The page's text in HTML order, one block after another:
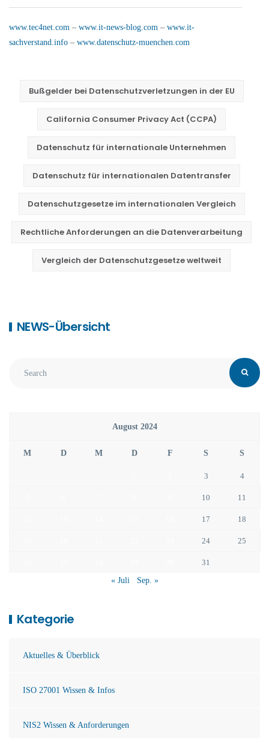
www.tec4net.com – www.it-news-blog.com – www.it-
sachverstand.info – www.datenschutz-muenchen.com
Bußgelder bei Datenschutzverletzungen in der EU
California Consumer Privacy Act (CCPA)
Datenschutz für internationale Unternehmen
Datenschutz für internationalen Datentransfer
Datenschutzgesetze im internationalen Vergleich
Rechtliche Anforderungen an die Datenverarbeitung
Vergleich der Datenschutzgesetze weltweit
NEWS-Übersicht
August 2024
M D M D F S S
3 4
10 11
17 18
24 25
31
« Juli
Sep. »
Kategorie
Aktuelles & Überblick
ISO 27001 Wissen & Infos
NIS2 Wissen & Anforderungen